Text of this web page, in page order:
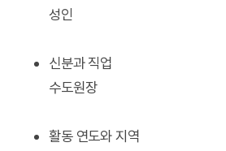
성인
신분과 직업
수도원장
활동 연도와 지역